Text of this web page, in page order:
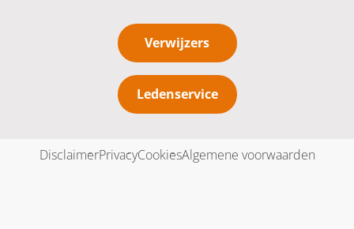
Verwijzers
Ledenservice
DisclaimerPrivacyCookiesAlgemene voorwaarden